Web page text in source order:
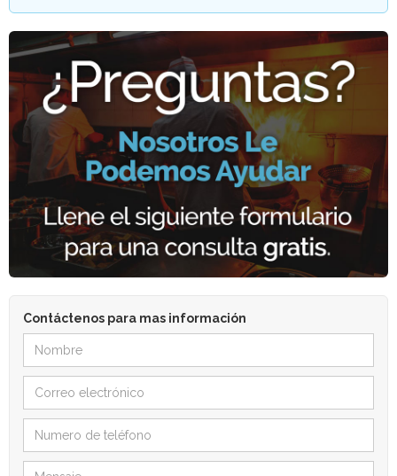
Contáctenos para mas información